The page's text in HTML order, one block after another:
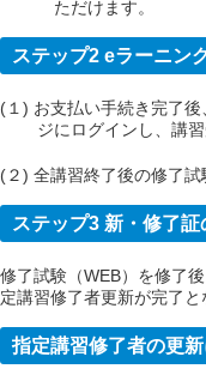
ただけます。
ステップ2 eラーニン
(１) お支払い手続き完了
ジにログインし、講
(２) 全講習終了後の修了試
ステップ3 新・修了証
修了試験（WEB）を修了
定講習修了者更新が完了と
指定講習修了者の更